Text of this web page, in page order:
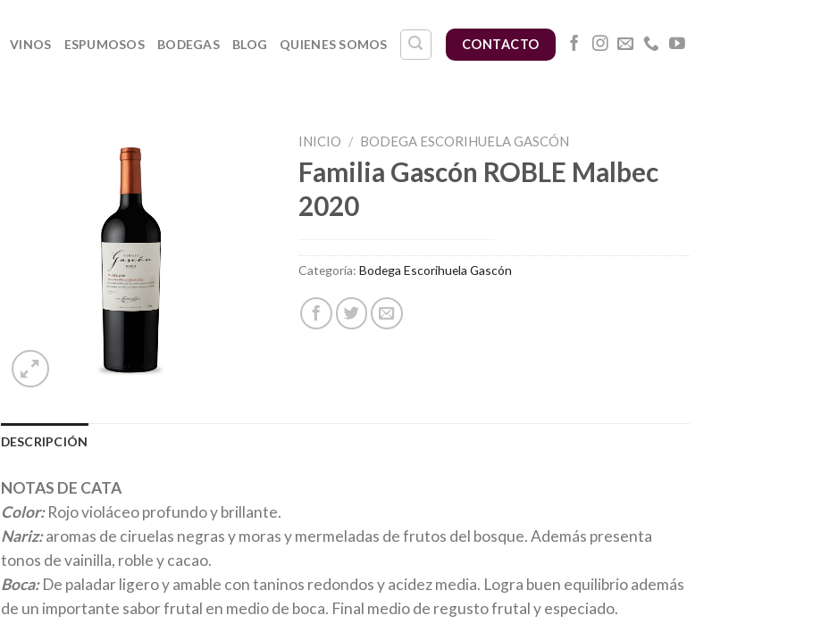
VINOS ESPUMOSOS BODEGAS BLOG QUIENES SOMOS CONTACTO
INICIO / BODEGA ESCORIHUELA GASCÓN
Familia Gascón ROBLE Malbec
2020
Categoría:Bodega Escorihuela Gascón
DESCRIPCIÓN
NOTAS DE CATA
Color:Rojo violáceo profundo y brillante.
Nariz:aromas de ciruelas negras y moras y mermeladas de frutos del bosque. Además presenta
tonos de vainilla, roble y cacao.
Boca:De paladar ligero y amable con taninos redondos y acidez media. Logra buen equilibrio además
de un importante sabor frutal en medio de boca. Final medio de regusto frutal y especiado.